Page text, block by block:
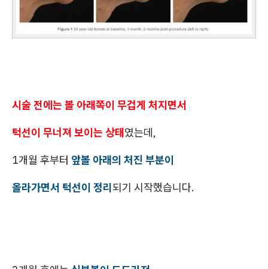
시술 전에는 볼 아래쪽이 무겁게 처지면서
턱선이 무너져 보이는 상태였는데,
1개월 후부터 앞볼 아래의 처진 부분이
올라가면서 턱선이 정리되기 시작했습니다.